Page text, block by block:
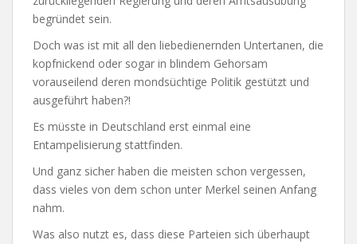
begründet sein.
Doch was ist mit all den liebedienernden Untertanen, die
kopfnickend oder sogar in blindem Gehorsam
vorauseilend deren mondsüchtige Politik gestützt und
ausgeführt haben?!
Es müsste in Deutschland erst einmal eine
Entampelisierung stattfinden.
Und ganz sicher haben die meisten schon vergessen,
dass vieles von dem schon unter Merkel seinen Anfang
nahm.
Was also nutzt es, dass diese Parteien sich überhaupt